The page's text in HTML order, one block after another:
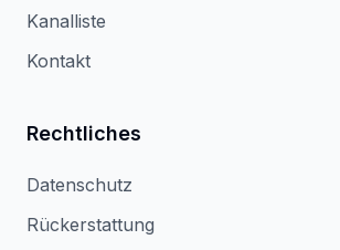
Kanalliste
Kontakt
Rechtliches
Datenschutz
Rückerstattung